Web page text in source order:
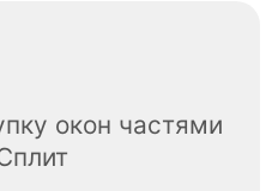
окон частями